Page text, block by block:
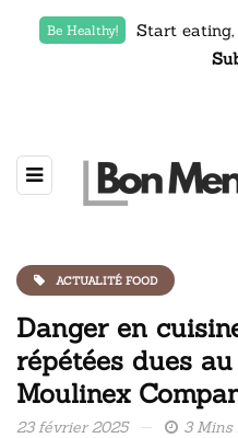
Be Healthy!
Start
ACTUALITÉ FOOD
Danger en
répétées dues
Moulinex
23 février 2025 3 Mins